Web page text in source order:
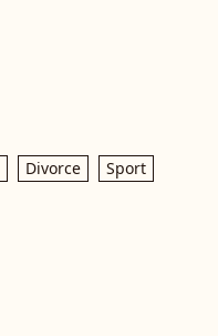
Divorce
Sport